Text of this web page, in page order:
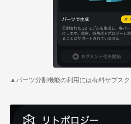
▲パーツ分割機能の利用には有料サブス